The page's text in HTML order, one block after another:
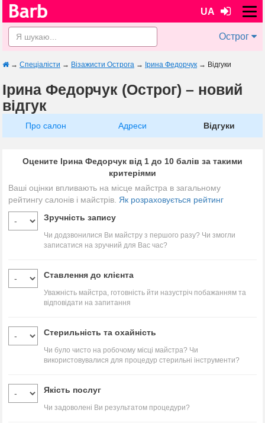
UA
Острог
→ Спеціалісти → Візажисти Острога → Ірина Федорчук → Відгуки
Ірина Федорчук (Острог) – новий
відгук
Про салон Адреси Відгуки
Оцените Ірина Федорчук від 1 до 10 балів за такими
критеріями
Ваші оцінки впливають на місце майстра в загальному
рейтингу салонів і майстрів. Як розраховується рейтинг
Зручність запису
Чи додзвонилися Ви майстру з першого разу? Чи змогли
записатися на зручний для Вас час?
Ставлення до клієнта
Уважність майстра, готовність йти назустріч побажанням та
відповідати на запитання
Стерильність та охайність
Чи було чисто на робочому місці майстра? Чи
використовувалися для процедур стерильні інструменти?
Якість послуг
Чи задоволені Ви результатом процедури?